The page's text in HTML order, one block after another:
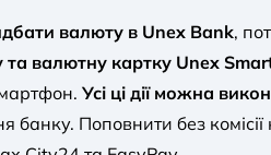
валюту в Unex Bank,
та валютну картку Unex
Усі ці дії можна
банку. Поповнити без